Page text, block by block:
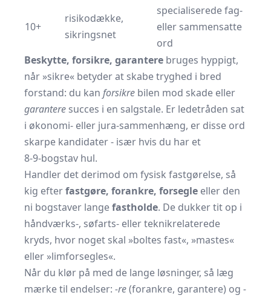
10+
risikodække,
sikringsnet
specialiserede fag-
eller sammensatte
ord
Beskytte, forsikre, garantere bruges hyppigt,
når »sikre« betyder at skabe tryghed i bred
forstand: du kan forsikre bilen mod skade eller
garantere succes i en salgstale. Er ledetråden sat
i økonomi- eller jura-sammenhæng, er disse ord
skarpe kandidater - især hvis du har et
8-9-bogstav hul.
Handler det derimod om fysisk fastgørelse, så
kig efterfastgøre, forankre, forsegle eller den
ni bogstaver langefastholde. De dukker tit op i
håndværks-, søfarts- eller teknikrelaterede
kryds, hvor noget skal »boltes fast«, »mastes«
eller »limforsegles«.
Når du klør på med de lange løsninger, så læg
mærke til endelser: -re(forankre, garantere) og -